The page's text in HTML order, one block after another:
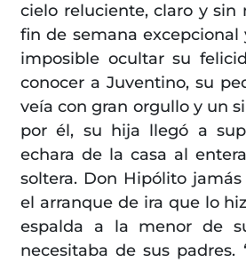
cielo reluciente, claro y sin
fin de semana excepcional
imposible ocultar su
conocer a Juventino, su
veía con gran orgullo y un
por él, su hija llegó a
echara de la casa al
soltera. Don Hipólito
el arranque de ira que lo
espalda a la menor de
necesitaba de sus padres.